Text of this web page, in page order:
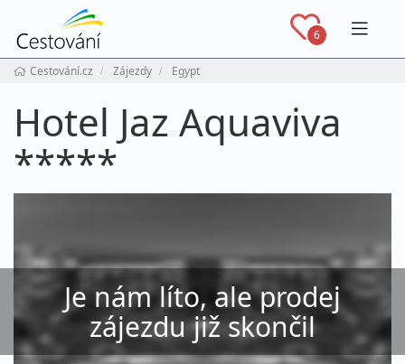
6
Cestování.cz Zájezdy Egypt
Hotel Jaz Aquaviva
*****
Je nám líto, ale prodej
zájezdu již skončil